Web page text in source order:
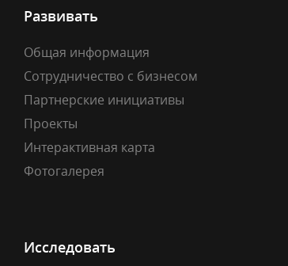
Развивать
Общая информация
Сотрудничество с бизнесом
Партнерские инициативы
Проекты
Интерактивная карта
Фотогалерея
Исследовать